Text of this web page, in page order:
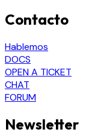
Contacto
Hablemos
DOCS
OPEN A TICKET
CHAT
FORUM
Newsletter